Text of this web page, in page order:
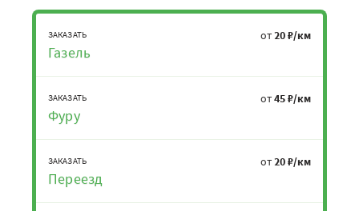
ЗАКАЗАТЬ
Газель
от20 ₽/км
ЗАКАЗАТЬ
Фуру
от45 ₽/км
ЗАКАЗАТЬ
Переезд
от20 ₽/км